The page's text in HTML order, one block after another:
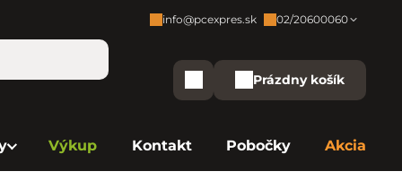
Zákaznícka podpora:
info@pcexpres.sk 02/20600060
Bratislava - Avion 02/20 60 00 61
Nákupný košík
Prázdny košík
Výkup Kontakt Pobočky Akcia